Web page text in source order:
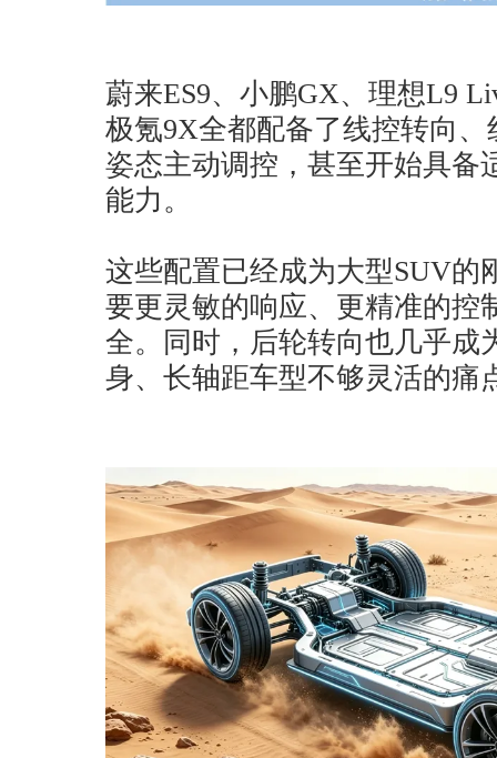
蔚来ES9、小鹏GX、理想L9
极氪9X全都配备了线控转向
姿态主动调控，甚至开始具备
能力。
这些配置已经成为大型SUV的
要更灵敏的响应、更精准的控
全。同时，后轮转向也几乎成
身、长轴距车型不够灵活的痛